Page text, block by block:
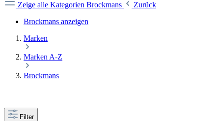
Zeige alle Kategorien Brockmans
Zurück
Brockmans anzeigen
Marken
Marken A-Z
Brockmans
Filter